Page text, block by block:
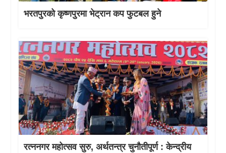
भरतपुरको कृष्णपुरमा भेट्रान कप फुटबल हुने
रत्ननगर महोत्सव सुरु, अर्थतन्त्र चुनौतीपूर्ण : केन्द्रीय